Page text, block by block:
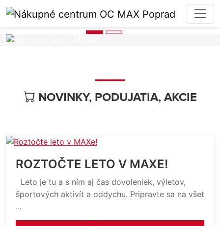
NOVINKY, PODUJATIA, AKCIE
ROZTOČTE LETO V MAXE!
Leto je tu a s ním aj čas dovoleniek, výletov,
športových aktivít a oddychu. Pripravte sa na všet
...